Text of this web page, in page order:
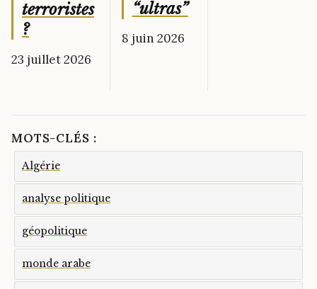
terroristes
?
23 juillet 2026
“ultras”
8 juin 2026
MOTS-CLÉS :
Algérie
analyse politique
géopolitique
monde arabe